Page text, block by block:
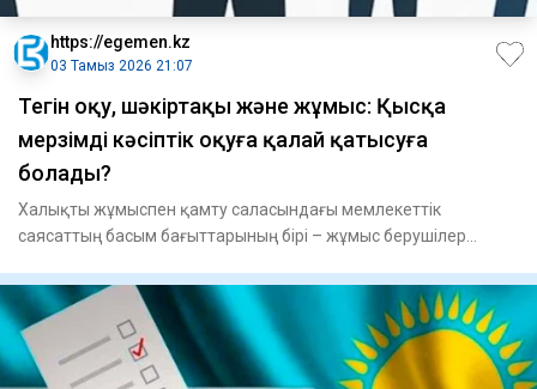
https://egemen.kz
03 Тамыз 2026 21:07
Тегін оқу, шәкіртақы және жұмыс: Қысқа
мерзімді кәсіптік оқуға қалай қатысуға
болады?
Халықты жұмыспен қамту саласындағы мемлекеттік
саясаттың басым бағыттарының бірі – жұмыс берушілер